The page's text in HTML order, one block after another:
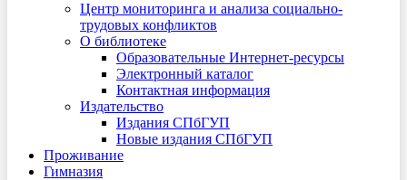
Центр мониторинга и анализа социально-
трудовых конфликтов
О библиотеке
Образовательные Интернет-ресурсы
Электронный каталог
Контактная информация
Издательство
Издания СПбГУП
Новые издания СПбГУП
Проживание
Гимназия